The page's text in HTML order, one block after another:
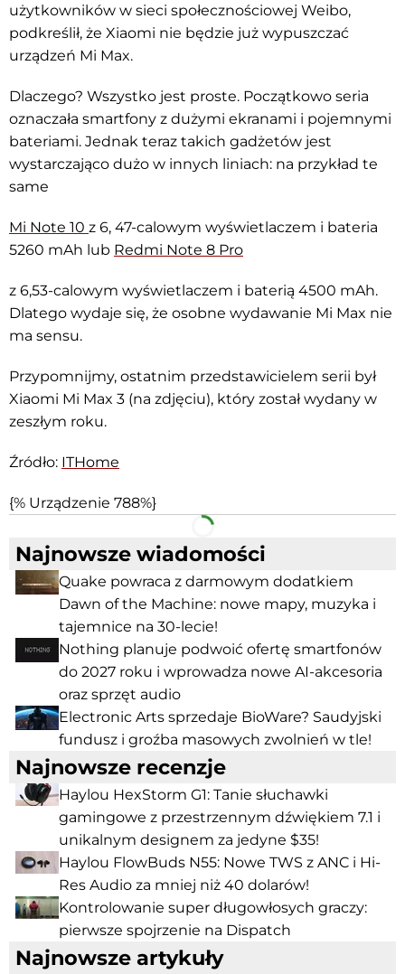
użytkowników w sieci społecznościowej Weibo,
podkreślił, że Xiaomi nie będzie już wypuszczać
urządzeń Mi Max.
Dlaczego? Wszystko jest proste. Początkowo seria
oznaczała smartfony z dużymi ekranami i pojemnymi
bateriami. Jednak teraz takich gadżetów jest
wystarczająco dużo w innych liniach: na przykład te
same
Mi Note 10 z 6, 47-calowym wyświetlaczem i bateria
5260 mAh lub Redmi Note 8 Pro
z 6,53-calowym wyświetlaczem i baterią 4500 mAh.
Dlatego wydaje się, że osobne wydawanie Mi Max nie
ma sensu.
Przypomnijmy, ostatnim przedstawicielem serii był
Xiaomi Mi Max 3 (na zdjęciu), który został wydany w
zeszłym roku.
Źródło: ITHome
{% Urządzenie 788%}
Facebook Telegram
Najnowsze wiadomości
Quake powraca z darmowym dodatkiem
Dawn of the Machine: nowe mapy, muzyka i
tajemnice na 30-lecie!
Nothing planuje podwoić ofertę smartfonów
do 2027 roku i wprowadza nowe AI-akcesoria
oraz sprzęt audio
Electronic Arts sprzedaje BioWare? Saudyjski
fundusz i groźba masowych zwolnień w tle!
Najnowsze recenzje
Haylou HexStorm G1: Tanie słuchawki
gamingowe z przestrzennym dźwiękiem 7.1 i
unikalnym designem za jedyne $35!
Haylou FlowBuds N55: Nowe TWS z ANC i Hi-
Res Audio za mniej niż 40 dolarów!
Kontrolowanie super długowłosych graczy:
pierwsze spojrzenie na Dispatch
Najnowsze artykuły